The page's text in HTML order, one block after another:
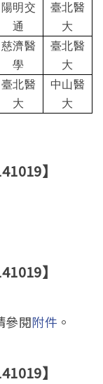
陽明交
通
臺北醫
大
慈濟醫
學
臺北醫
大
臺北醫
大
中山醫
大
】
】
參閱附件 。
】